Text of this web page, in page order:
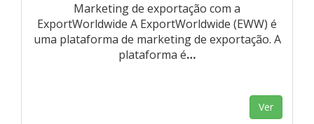
Marketing de exportação com a
ExportWorldwide A ExportWorldwide (EWW) é
uma plataforma de marketing de exportação. A
plataforma é…
Ver